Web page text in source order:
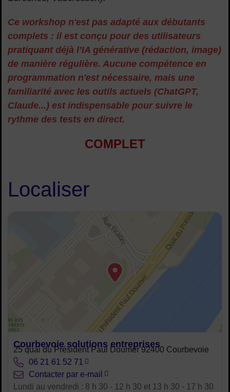
Ce workshop n'est pas adapté aux débutants
complets : il est conçu pour des utilisateurs
pratiquant déjà l’IA générative (rédaction, image)
de manière régulière. Aucune compétence en
programmation n'est nécessaire, mais une
familiarité avec les outils actuels (ChatGPT,
Claude...) est indispensable pour suivre le
rythme des tests en direct.
COMPLET
Localiser
48.891691414602334, 2.2577695259633956
Courbevoie solutions entreprises
Adresse :
25 quai du Président Paul Doumer 92400 Courbevoie
Tél. :06 21 61 52 71
Courriel :Contacter par e-mail
Horaires :
Lundi au vendredi : 8 h 30 - 12 h 30 et 13 h 30 - 17 h 30